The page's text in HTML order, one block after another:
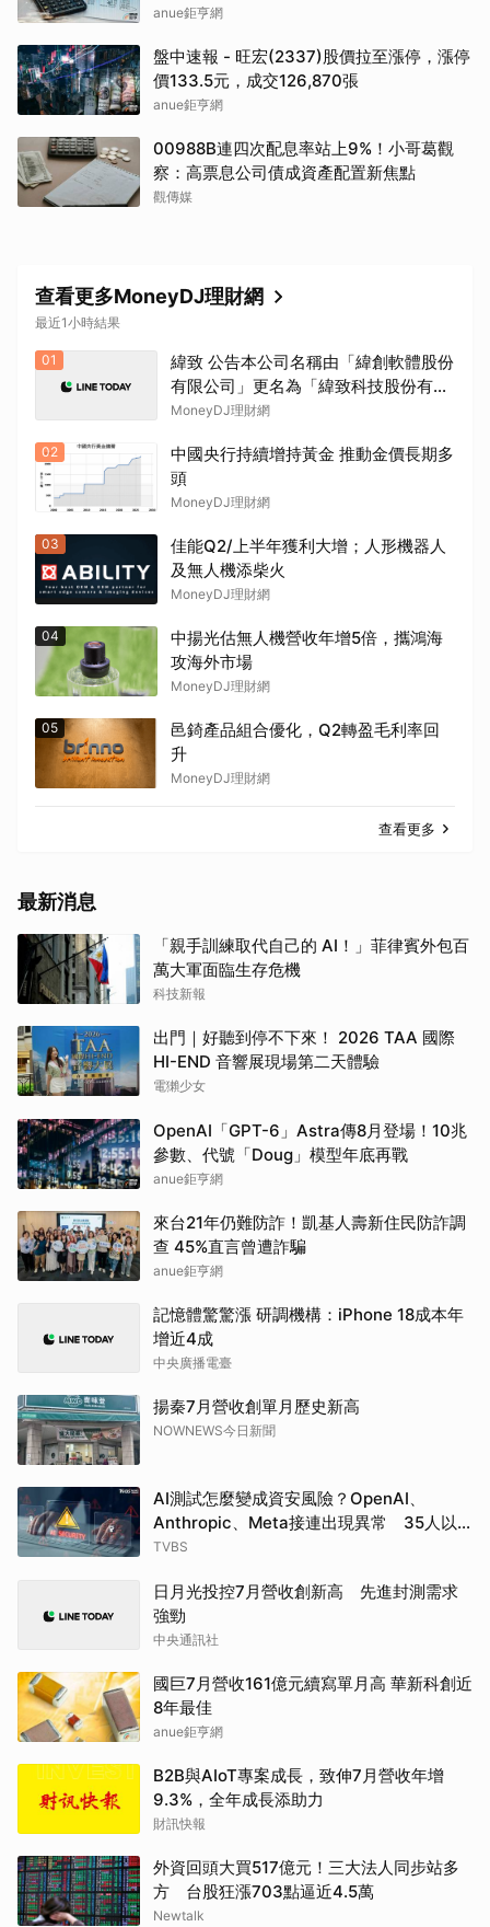
anue鉅亨網
盤中速報 - 旺宏(2337)股價拉至漲停，漲停
價133.5元，成交126,870張
anue鉅亨網
00988B連四次配息率站上9%！小哥葛觀
察：高票息公司債成資產配置新焦點
觀傳媒
查看更多MoneyDJ理財網
最近1小時結果
01
緯致 公告本公司名稱由「緯創軟體股份
有限公司」更名為「緯致科技股份有限
公司」，公告期間：115年6月2日至115
MoneyDJ理財網
02
中國央行持續增持黃金 推動金價長期多
頭
MoneyDJ理財網
03
佳能Q2/上半年獲利大增；人形機器人
及無人機添柴火
MoneyDJ理財網
04
中揚光估無人機營收年增5倍，攜鴻海
攻海外市場
MoneyDJ理財網
05
邑錡產品組合優化，Q2轉盈毛利率回
升
MoneyDJ理財網
查看更多
最新消息
「親手訓練取代自己的 AI！」菲律賓外包百
萬大軍面臨生存危機
科技新報
出門｜好聽到停不下來！ 2026 TAA 國際
HI-END 音響展現場第二天體驗
電獺少女
OpenAI「GPT-6」Astra傳8月登場！10兆
參數、代號「Doug」模型年底再戰
anue鉅亨網
來台21年仍難防詐！凱基人壽新住民防詐調
查 45%直言曾遭詐騙
anue鉅亨網
記憶體驚驚漲 研調機構：iPhone 18成本年
增近4成
中央廣播電臺
揚秦7月營收創單月歷史新高
NOWNEWS今日新聞
AI測試怎麼變成資安風險？OpenAI、
Anthropic、Meta接連出現異常 35人以
色列新創成關鍵
TVBS
日月光投控7月營收創新高 先進封測需求
強勁
中央通訊社
國巨7月營收161億元續寫單月高 華新科創近
8年最佳
anue鉅亨網
B2B與AIoT專案成長，致伸7月營收年增
9.3%，全年成長添助力
財訊快報
外資回頭大買517億元！三大法人同步站多
方 台股狂漲703點逼近4.5萬
Newtalk
取消